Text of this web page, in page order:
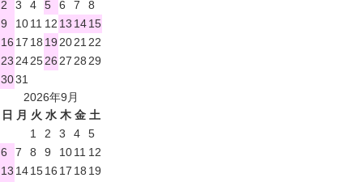
2
3 4 5 6 7
8
9
1011 12 13 1415
16 17 18 19202122
23242526272829
3031
2026年9月
日 月 火 水 木 金 土
1
2 3 4
5
6
7 8 9 1011 12
13 141516 17 18 19